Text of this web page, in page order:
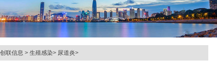
创联信息 > 生殖感染> 尿道炎>